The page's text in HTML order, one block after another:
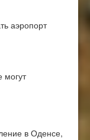
аэропорт
могут
в Оденсе,